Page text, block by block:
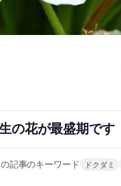
の花が最盛期です
記事のキーワード ドクダミ